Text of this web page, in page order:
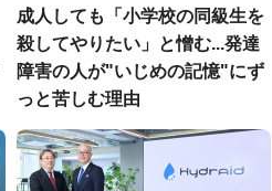
成人しても「小学校の同級生を
殺してやりたい」と憎む...発達
障害の人が"いじめの記憶"にず
っと苦しむ理由